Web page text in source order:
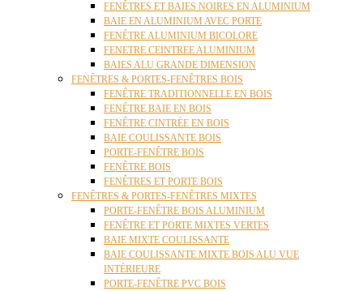
FENÊTRES ET BAIES NOIRES EN ALUMINIUM
BAIE EN ALUMINIUM AVEC PORTE
FENÊTRE ALUMINIUM BICOLORE
FENETRE CEINTREE ALUMINIUM
BAIES ALU GRANDE DIMENSION
FENÊTRES & PORTES-FENÊTRES BOIS
FENÊTRE TRADITIONNELLE EN BOIS
FENÊTRE BAIE EN BOIS
FENÊTRE CINTRÉE EN BOIS
BAIE COULISSANTE BOIS
PORTE-FENÊTRE BOIS
FENÊTRE BOIS
FENÊTRES ET PORTE BOIS
FENÊTRES & PORTES-FENÊTRES MIXTES
PORTE-FENÊTRE BOIS ALUMINIUM
FENÊTRE ET PORTE MIXTES VERTES
BAIE MIXTE COULISSANTE
BAIE COULISSANTE MIXTE BOIS ALU VUE
INTÉRIEURE
PORTE-FENÊTRE PVC BOIS